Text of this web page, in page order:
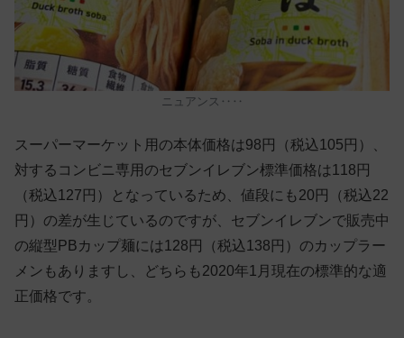
ニュアンス‥‥
スーパーマーケット用の本体価格は98円（税込105円）、
対するコンビニ専用のセブンイレブン標準価格は118円
（税込127円）となっているため、値段にも20円（税込22
円）の差が生じているのですが、セブンイレブンで販売中
の縦型PBカップ麺には128円（税込138円）のカップラー
メンもありますし、どちらも2020年1月現在の標準的な適
正価格です。